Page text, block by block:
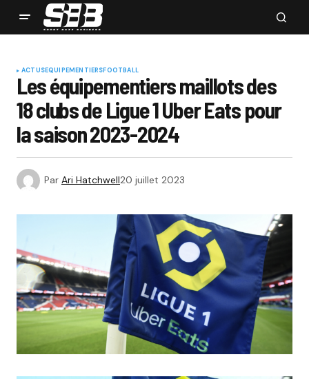
ACTUSEQUIPEMENTIERSFOOTBALL
Les équipementiers maillots des
18 clubs de Ligue 1 Uber Eats pour
la saison 2023-2024
Par Ari Hatchwell20 juillet 2023